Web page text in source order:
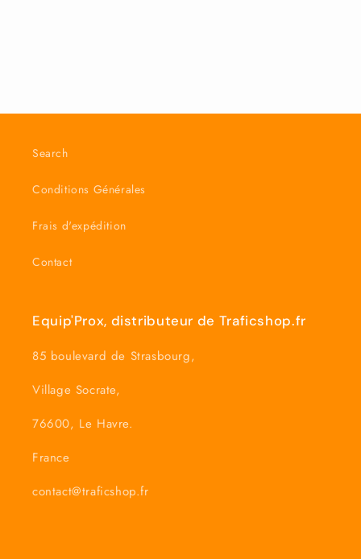
Search
Conditions Générales
Frais d'expédition
Contact
Equip'Prox, distributeur de Traficshop.fr
85 boulevard de Strasbourg,
Village Socrate,
76600, Le Havre.
France
contact@traficshop.fr